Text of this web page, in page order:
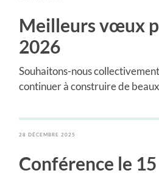
Meilleurs vœux
2026
Souhaitons-nous
continuer à construire de
28 DÉCEMBRE 2025
Conférence le